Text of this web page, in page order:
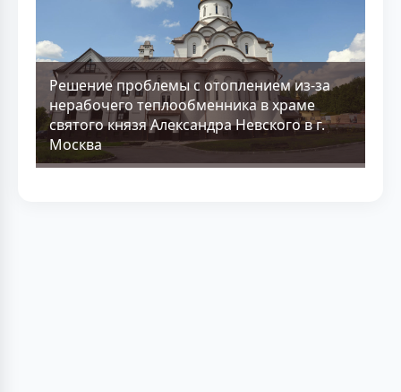
Решение проблемы с отоплением из-за
нерабочего теплообменника в храме
святого князя Александра Невского в г.
Москва